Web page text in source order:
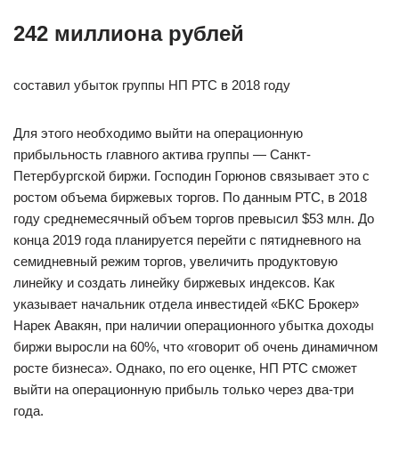
242 миллиона рублей
составил убыток группы НП РТС в 2018 году
Для этого необходимо выйти на операционную
прибыльность главного актива группы — Санкт-
Петербургской биржи. Господин Горюнов связывает это с
ростом объема биржевых торгов. По данным РТС, в 2018
году среднемесячный объем торгов превысил $53 млн. До
конца 2019 года планируется перейти с пятидневного на
семидневный режим торгов, увеличить продуктовую
линейку и создать линейку биржевых индексов. Как
указывает начальник отдела инвестидей «БКС Брокер»
Нарек Авакян, при наличии операционного убытка доходы
биржи выросли на 60%, что «говорит об очень динамичном
росте бизнеса». Однако, по его оценке, НП РТС сможет
выйти на операционную прибыль только через два-три
года.